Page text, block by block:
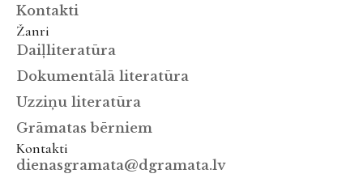
Kontakti
Žanri
Daiļliteratūra
Dokumentālā literatūra
Uzziņu literatūra
Grāmatas bērniem
Kontakti
dienasgramata@dgramata.lv